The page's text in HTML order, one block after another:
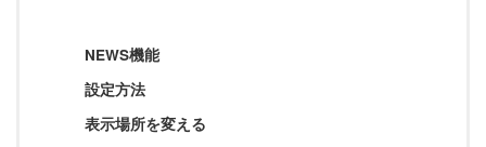
AFFINGER専用プラグイン
NEWS機能
設定方法
表示場所を変える